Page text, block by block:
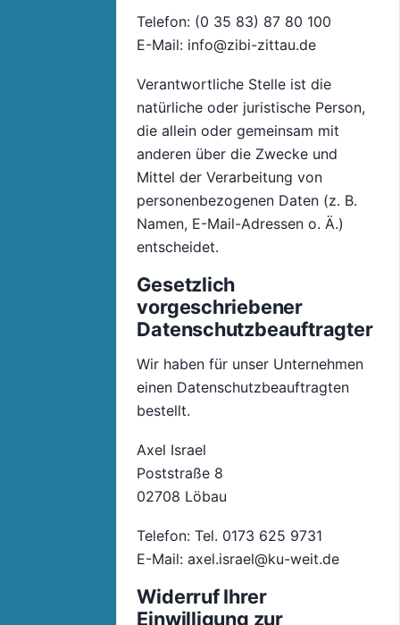
Telefon: (0 35 83) 87 80 100
E-Mail: info@zibi-zittau.de
Verantwortliche Stelle ist die
natürliche oder juristische Person,
die allein oder gemeinsam mit
anderen über die Zwecke und
Mittel der Verarbeitung von
personenbezogenen Daten (z. B.
Namen, E-Mail-Adressen o. Ä.)
entscheidet.
Gesetzlich
vorgeschriebener
Datenschutzbeauftragter
Wir haben für unser Unternehmen
einen Datenschutzbeauftragten
bestellt.
Axel Israel
Poststraße 8
02708 Löbau
Telefon: Tel. 0173 625 9731
E-Mail: axel.israel@ku-weit.de
Widerruf Ihrer
Einwilligung zur